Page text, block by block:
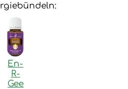
En-
R-
Gee